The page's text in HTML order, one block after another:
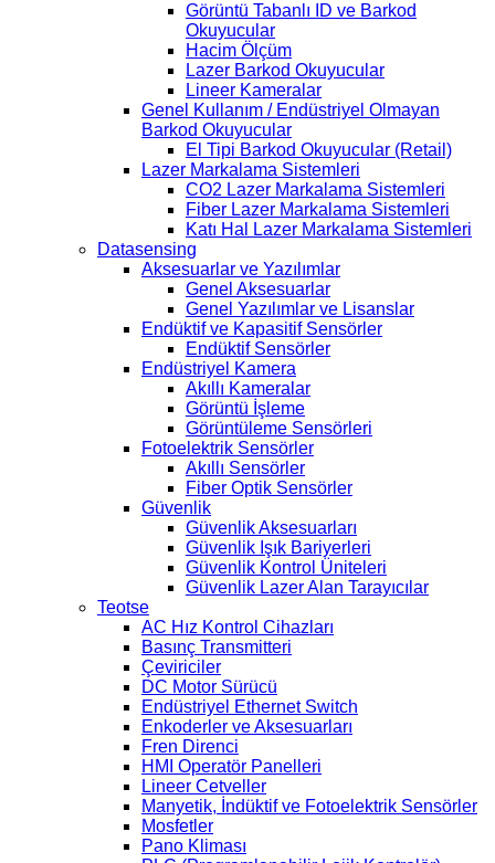
Görüntü Tabanlı ID ve Barkod
Okuyucular
Hacim Ölçüm
Lazer Barkod Okuyucular
Lineer Kameralar
Genel Kullanım / Endüstriyel Olmayan
Barkod Okuyucular
El Tipi Barkod Okuyucular (Retail)
Lazer Markalama Sistemleri
CO2 Lazer Markalama Sistemleri
Fiber Lazer Markalama Sistemleri
Katı Hal Lazer Markalama Sistemleri
Datasensing
Aksesuarlar ve Yazılımlar
Genel Aksesuarlar
Genel Yazılımlar ve Lisanslar
Endüktif ve Kapasitif Sensörler
Endüktif Sensörler
Endüstriyel Kamera
Akıllı Kameralar
Görüntü İşleme
Görüntüleme Sensörleri
Fotoelektrik Sensörler
Akıllı Sensörler
Fiber Optik Sensörler
Güvenlik
Güvenlik Aksesuarları
Güvenlik Işık Bariyerleri
Güvenlik Kontrol Üniteleri
Güvenlik Lazer Alan Tarayıcılar
Teotse
AC Hız Kontrol Cihazları
Basınç Transmitteri
Çeviriciler
DC Motor Sürücü
Endüstriyel Ethernet Switch
Enkoderler ve Aksesuarları
Fren Direnci
HMI Operatör Panelleri
Lineer Cetveller
Manyetik, İndüktif ve Fotoelektrik Sensörler
Mosfetler
Pano Kliması